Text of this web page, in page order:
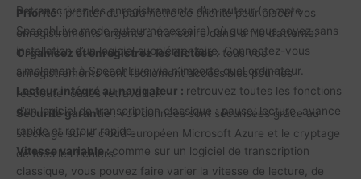
Priorité :profiter du paramètre de priorité pour placer vos
enregistrements urgents à transcrire dans la file d’attente.
Organisez et enregistrez les dictées : tous vos
enregistrements sont facilement accessibles pour les
réécouter ou les retravailler.
Sécurité garantie :vos données sont sécurisées grâce au
stockage sur le cloud européen Microsoft Azure et le cryptage
de tous les fichiers.
Retranscrivez les enregistrements d’un auteur (compte
SpeechLive mode auteur nécessaire) où que vous soyez sans
installation d’un logiciel supplémentaire. Connectez-vous
simplement à SpeechLive via n’importe quel ordinateur.
Lecteur intégré au navigateur : retrouvez toutes les fonctions
d’un logiciel de transcription classique : pause, lecture, avance
rapide et retour rapide.
Vitesse variable :comme sur un logiciel de transcription
classique, vous pouvez faire varier la vitesse de lecture, de